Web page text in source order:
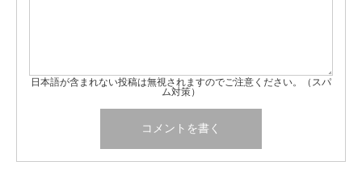
日本語が含まれない投稿は無視されますのでご注意ください。（スパ
ム対策）